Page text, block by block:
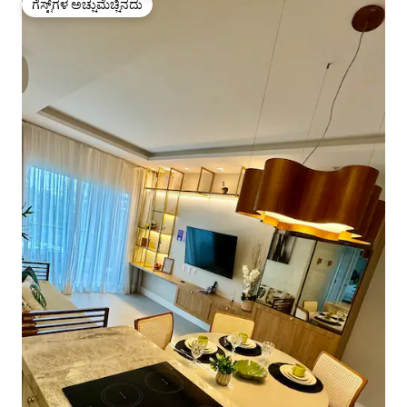
ಗೆಸ್ಟ್‌ಗಳ ಅಚ್ಚುಮೆಚ್ಚಿನದು
ಗೆಸ್ಟ್‌ಗಳ ಅಚ್ಚುಮೆಚ್ಚಿನದು